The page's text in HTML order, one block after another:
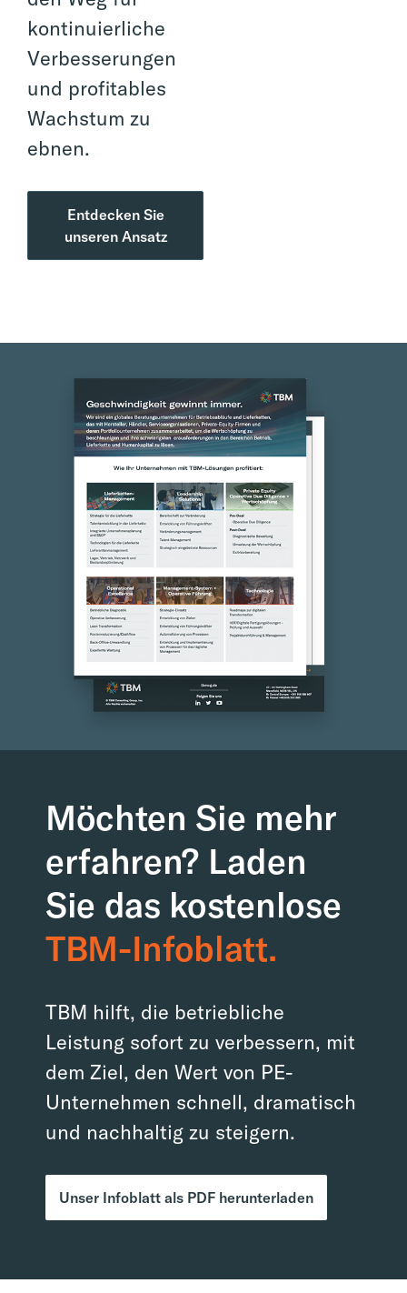
kontinuierliche
Verbesserungen
und profitables
Wachstum zu
ebnen.
Entdecken Sie
unseren Ansatz
Möchten Sie mehr
erfahren? Laden
Sie das kostenlose
TBM-Infoblatt.
TBM hilft, die betriebliche
Leistung sofort zu verbessern, mit
dem Ziel, den Wert von PE-
Unternehmen schnell, dramatisch
und nachhaltig zu steigern.
Unser Infoblatt als PDF herunterladen